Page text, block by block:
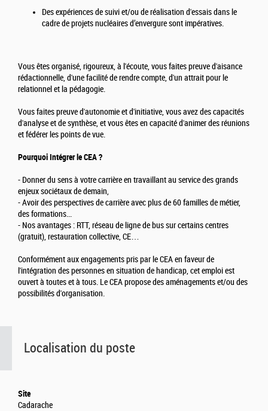
Des expériences de suivi et/ou de réalisation d'essais dans le
cadre de projets nucléaires d’envergure sont impératives.
Vous êtes organisé, rigoureux, à l'écoute, vous faites preuve d'aisance
rédactionnelle, d'une facilité de rendre compte, d'un attrait pour le
relationnel et la pédagogie.
Vous faites preuve d'autonomie et d'initiative, vous avez des capacités
d'analyse et de synthèse, et vous êtes en capacité d'animer des réunions
et fédérer les points de vue.
Pourquoi Intégrer le CEA ?
- Donner du sens à votre carrière en travaillant au service des grands
enjeux sociétaux de demain,
- Avoir des perspectives de carrière avec plus de 60 familles de métier,
des formations...
- Nos avantages : RTT, réseau de ligne de bus sur certains centres
(gratuit), restauration collective, CE…
Conformément aux engagements pris par le CEA en faveur de
l'intégration des personnes en situation de handicap, cet emploi est
ouvert à toutes et à tous. Le CEA propose des aménagements et/ou des
possibilités d'organisation.
Localisation du poste
Site
Cadarache